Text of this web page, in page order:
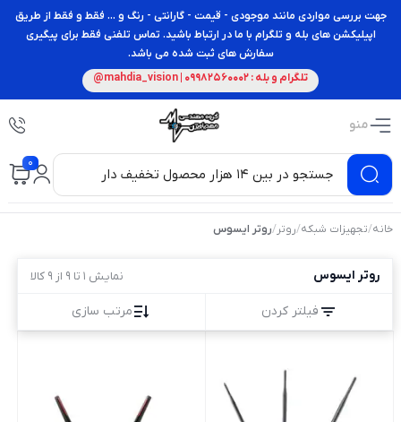
جهت بررسی مواردی مانند موجودی - قیمت - گارانتی - رنگ و ... فقط و فقط از طریق
اپیلیکشن های بله و تلگرام با ما در ارتباط باشید. تماس تلفنی فقط برای پیگیری
سفارش های ثبت شده می باشد.
تلگرام و بله : 09982560002 | mahdia_vision@
منو
0
خانه/تجهیزات شبکه/روتر/روتر ایسوس
روتر ایسوس نمایش 1 تا 9 از 9 کالا
فیلتر کردن مرتب سازی